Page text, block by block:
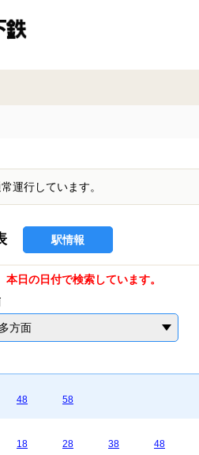
運行しています。
駅情報
本日の日付で検索しています。
方面
48 58
18 28 38 48